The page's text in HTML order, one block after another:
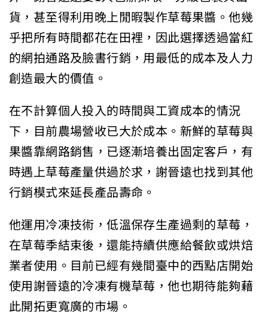
貨，甚至得利用晚上閒暇製作草莓果醬。他幾
乎把所有時間都花在田裡，因此選擇透過當紅
的網拍通路及臉書行銷，用最低的成本及人力
創造最大的價值。
在不計算個人投入的時間與工資成本的情況
下，目前農場營收已大於成本。新鮮的草莓與
果醬靠網路銷售，已逐漸培養出固定客戶，有
時遇上草莓產量供過於求，謝晉遠也找到其他
行銷模式來延長產品壽命。
他運用冷凍技術，低溫保存生產過剩的草莓，
在草莓季結束後，還能持續供應給餐飲或烘焙
業者使用。目前已經有幾間臺中的西點店開始
使用謝晉遠的冷凍有機草莓，他也期待能夠藉
此開拓更寬廣的市場。